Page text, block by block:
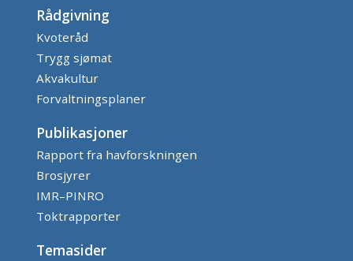
Rådgivning
Kvoteråd
Trygg sjømat
Akvakultur
Forvaltningsplaner
Publikasjoner
Rapport fra havforskningen
Brosjyrer
IMR–PINRO
Toktrapporter
Temasider